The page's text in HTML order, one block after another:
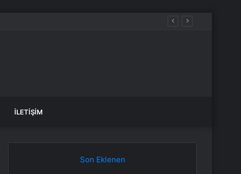
İLETIŞIM
Son Eklenen